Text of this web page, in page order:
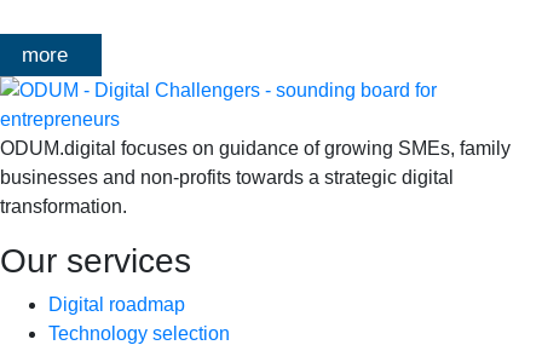
more
ODUM.digital focuses on guidance of growing SMEs, family
businesses and non-profits towards a strategic digital
transformation.
Our services
Digital roadmap
Technology selection